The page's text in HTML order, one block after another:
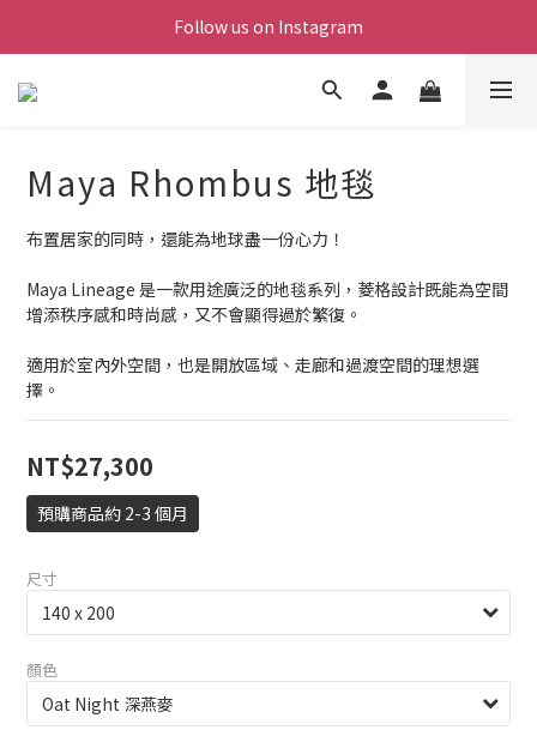
Follow us on Instagram
Maya Rhombus 地毯
布置居家的同時，還能為地球盡一份心力！
Maya Lineage 是一款用途廣泛的地毯系列，菱格設計既能為空間
增添秩序感和時尚感，又不會顯得過於繁復。
適用於室內外空間，也是開放區域、走廊和過渡空間的理想選
擇。
NT$27,300
預購商品約 2-3 個月
尺寸
顏色